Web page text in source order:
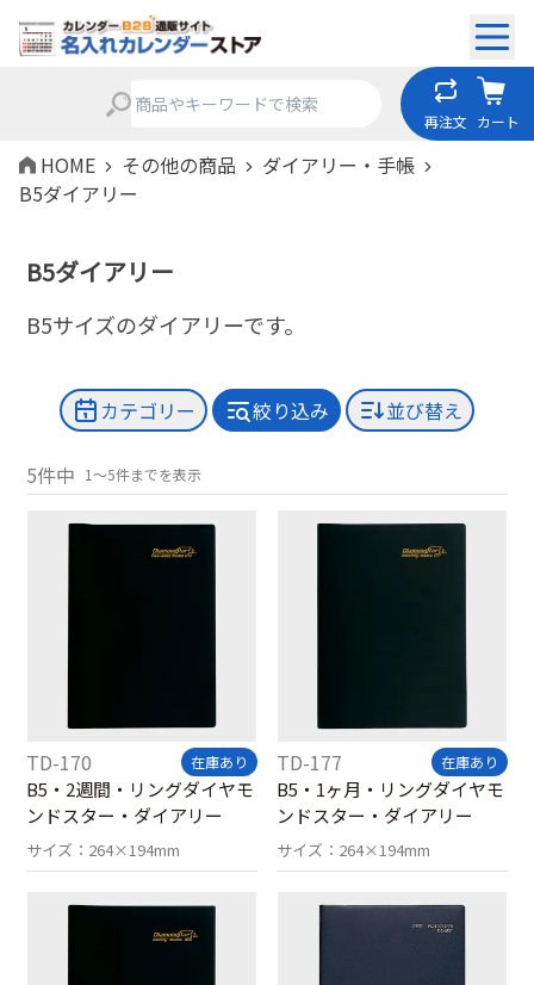
再注文 カート
HOME その他の商品
ダイアリー・手帳
B5ダイアリー
B5ダイアリー
B5サイズのダイアリーです。
カテゴリー 絞り込み 並び替え
5件中 1～5件までを表示
TD-170 在庫あり
B5・2週間・リングダイヤモ
ンドスター・ダイアリー
サイズ： 264×194mm
TD-177 在庫あり
B5・1ヶ月・リングダイヤモ
ンドスター・ダイアリー
サイズ： 264×194mm